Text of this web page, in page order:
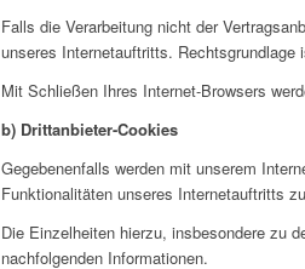
Falls die Verarbeitung nicht der
unseres Internetauftritts.
Mit Schließen Ihres Internet-Browsers
b) Drittanbieter-Cookies
Gegebenenfalls werden mit unserem
Funktionalitäten unseres Internetauftritts
Die Einzelheiten hierzu, insbesondere zu
nachfolgenden Informationen.